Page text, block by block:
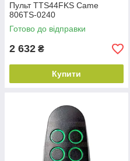
Пульт TTS44FKS Came
806TS-0240
Готово до відправки
2 632 ₴
Купити